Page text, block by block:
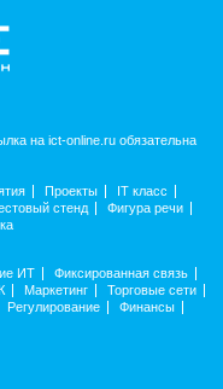
на ict-online.ru обязательна
Проекты
IT класс
стенд
Фигура речи
ИТ
Фиксированная связь
Маркетинг
Торговые сети
Регулирование
Финансы